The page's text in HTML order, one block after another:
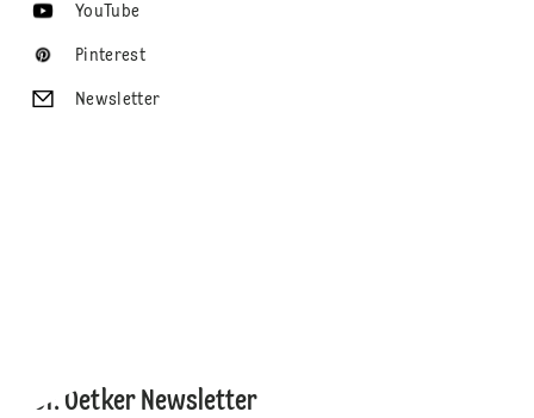
YouTube
Pinterest
Newsletter
Dr. Oetker Newsletter